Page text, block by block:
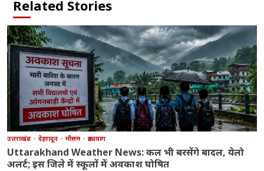
Related Stories
उत्तराखंड देहरादून मौसम रुद्रप्रयाग
Uttarakhand Weather News: कल भी बरसेंगे बादल, येलो
अलर्ट; इस जिले में स्कूलों में अवकाश घोषित